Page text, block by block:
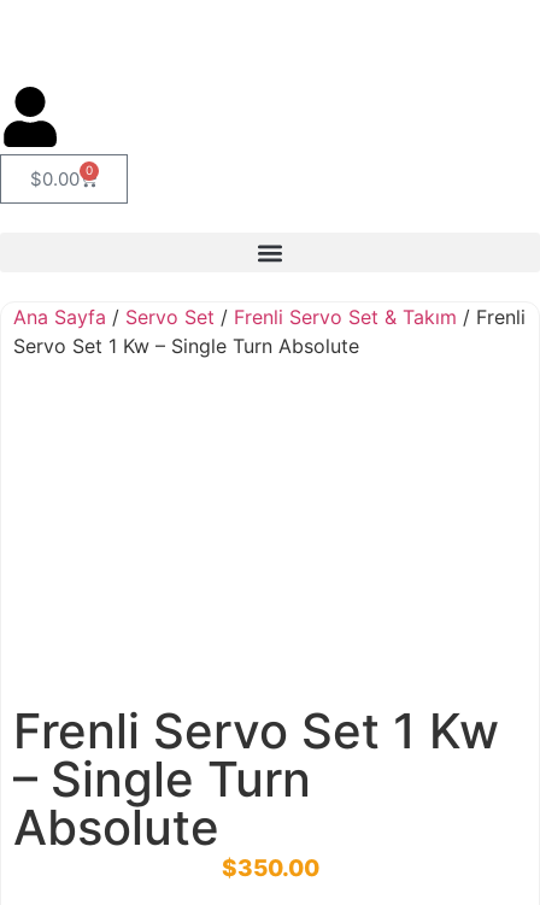
$0.00 0
Ana Sayfa / Servo Set / Frenli Servo Set & Takım / Frenli
Servo Set 1 Kw – Single Turn Absolute
Frenli Servo Set 1 Kw
– Single Turn
Absolute
$350.00